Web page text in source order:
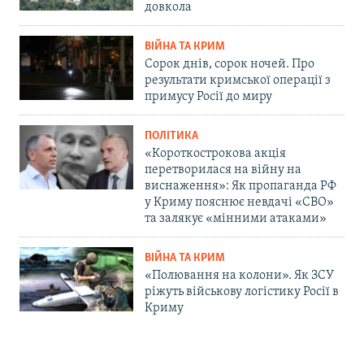
довкола
ВІЙНА ТА КРИМ
Сорок днів, сорок ночей. Про
результати кримської операції з
примусу Росії до миру
ПОЛІТИКА
«Короткострокова акція
перетворилася на війну на
виснаження»: Як пропаганда РФ
у Криму пояснює невдачі «СВО»
та залякує «мінними атаками»
ВІЙНА ТА КРИМ
«Полювання на колони». Як ЗСУ
ріжуть військову логістику Росії в
Криму